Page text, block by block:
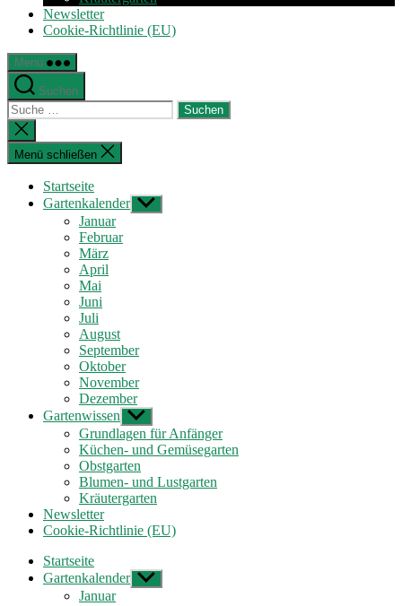
Newsletter
Cookie-Richtlinie (EU)
Menü
Suchen
Suche
nach:
Suche
schließen
Menü schließen
Startseite
Gartenkalender Untermenü
anzeigen
Januar
Februar
März
April
Mai
Juni
Juli
August
September
Oktober
November
Dezember
Gartenwissen Untermenü
anzeigen
Grundlagen für Anfänger
Küchen- und Gemüsegarten
Obstgarten
Blumen- und Lustgarten
Kräutergarten
Newsletter
Cookie-Richtlinie (EU)
Startseite
Gartenkalender Untermenü
anzeigen
Januar